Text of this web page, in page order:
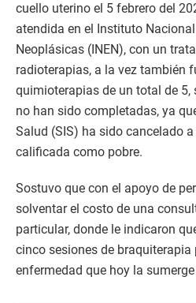
cuello uterino el 5 febrero del
atendida en el Instituto
Neoplásicas (INEN), con un
radioterapias, a la vez también
quimioterapias de un total de
no han sido completadas, ya
Salud (SIS) ha sido cancelado
calificada como pobre.
Sostuvo que con el apoyo de
solventar el costo de una
particular, donde le indicaron
cinco sesiones de braquiterapia
enfermedad que hoy la